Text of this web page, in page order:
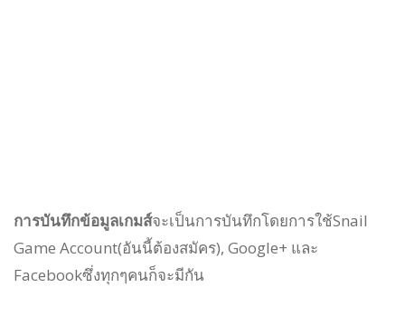
การบันทึกข้อมูลเกมส์จะเป็นการบันทึกโดยการใช้Snail
Game Account(อันนี้ต้องสมัคร), Google+ และ
Facebookซึ่งทุกๆคนก็จะมีกัน